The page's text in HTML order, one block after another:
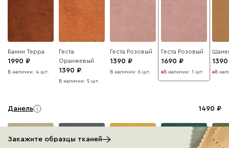
Банни Терра
1990
В наличии: 4 шт.
Геста
Оранжевый
1390
В наличии: 5 шт.
Геста Розовый
1390
В наличии: 6 шт.
Геста Розовый
1690
В наличии: 1 шт.
1390
В
Данель 1490
Закажите образцы тканей